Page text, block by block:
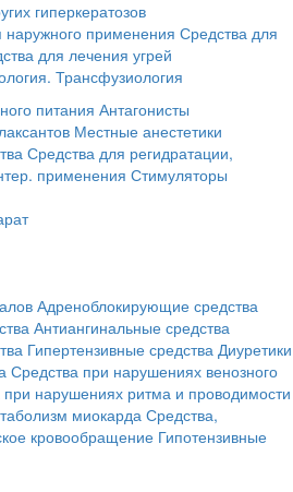
гиперкератозов
наружного применения Средства для
для лечения угрей
Трансфузиология
питания Антагонисты
Местные анестетики
Средства для регидратации,
применения Стимуляторы
Адреноблокирующие средства
Антиангинальные средства
Гипертензивные средства Диуретики
Средства при нарушениях венозного
при нарушениях ритма и проводимости
миокарда Средства,
кровообращение Гипотензивные